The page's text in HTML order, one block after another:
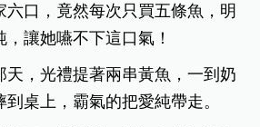
六口，竟然每次只買五條魚，明
讓她嚥不下這口氣！
天，光禮提著兩串黃魚，一到奶
桌上，霸氣的把愛純帶走。